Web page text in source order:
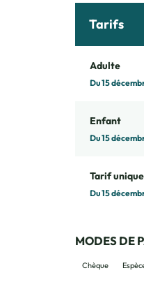
Tarifs
Adulte
Du 15
Enfant
Du 15
Tarif unique
Du 15
MODES DE
Chèque